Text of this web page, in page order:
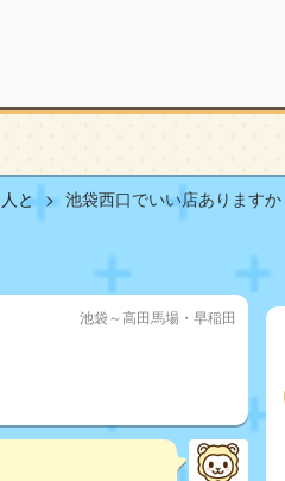
と 池袋西口でいい店あります
池袋～高田馬場・早稲田